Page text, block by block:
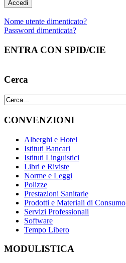
Nome utente dimenticato?
Password dimenticata?
ENTRA CON SPID/CIE
Cerca
CONVENZIONI
Alberghi e Hotel
Istituti Bancari
Istituti Linguistici
Libri e Riviste
Norme e Leggi
Polizze
Prestazioni Sanitarie
Prodotti e Materiali di Consumo
Servizi Professionali
Software
Tempo Libero
MODULISTICA